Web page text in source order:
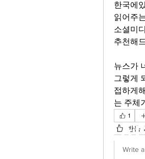
한국에
읽어주
소셜미
추천해
뉴스가
그렇게
접하게
는 주체
1
반응
Write